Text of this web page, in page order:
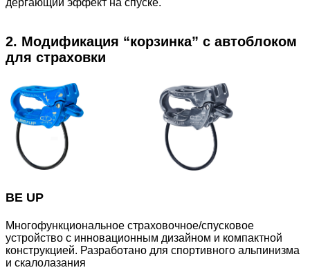
дергающий эффект на спуске.
2. Модификация “корзинка” с автоблоком
для страховки
BE UP
Многофункциональное страховочное/спусковое
устройство с инновационным дизайном и компактной
конструкцией. Разработано для спортивного альпинизма
и скалолазания